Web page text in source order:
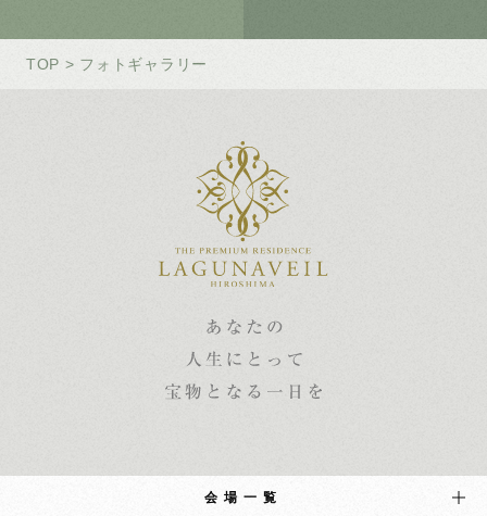
TOP > フォトギャラリー
会場一覧